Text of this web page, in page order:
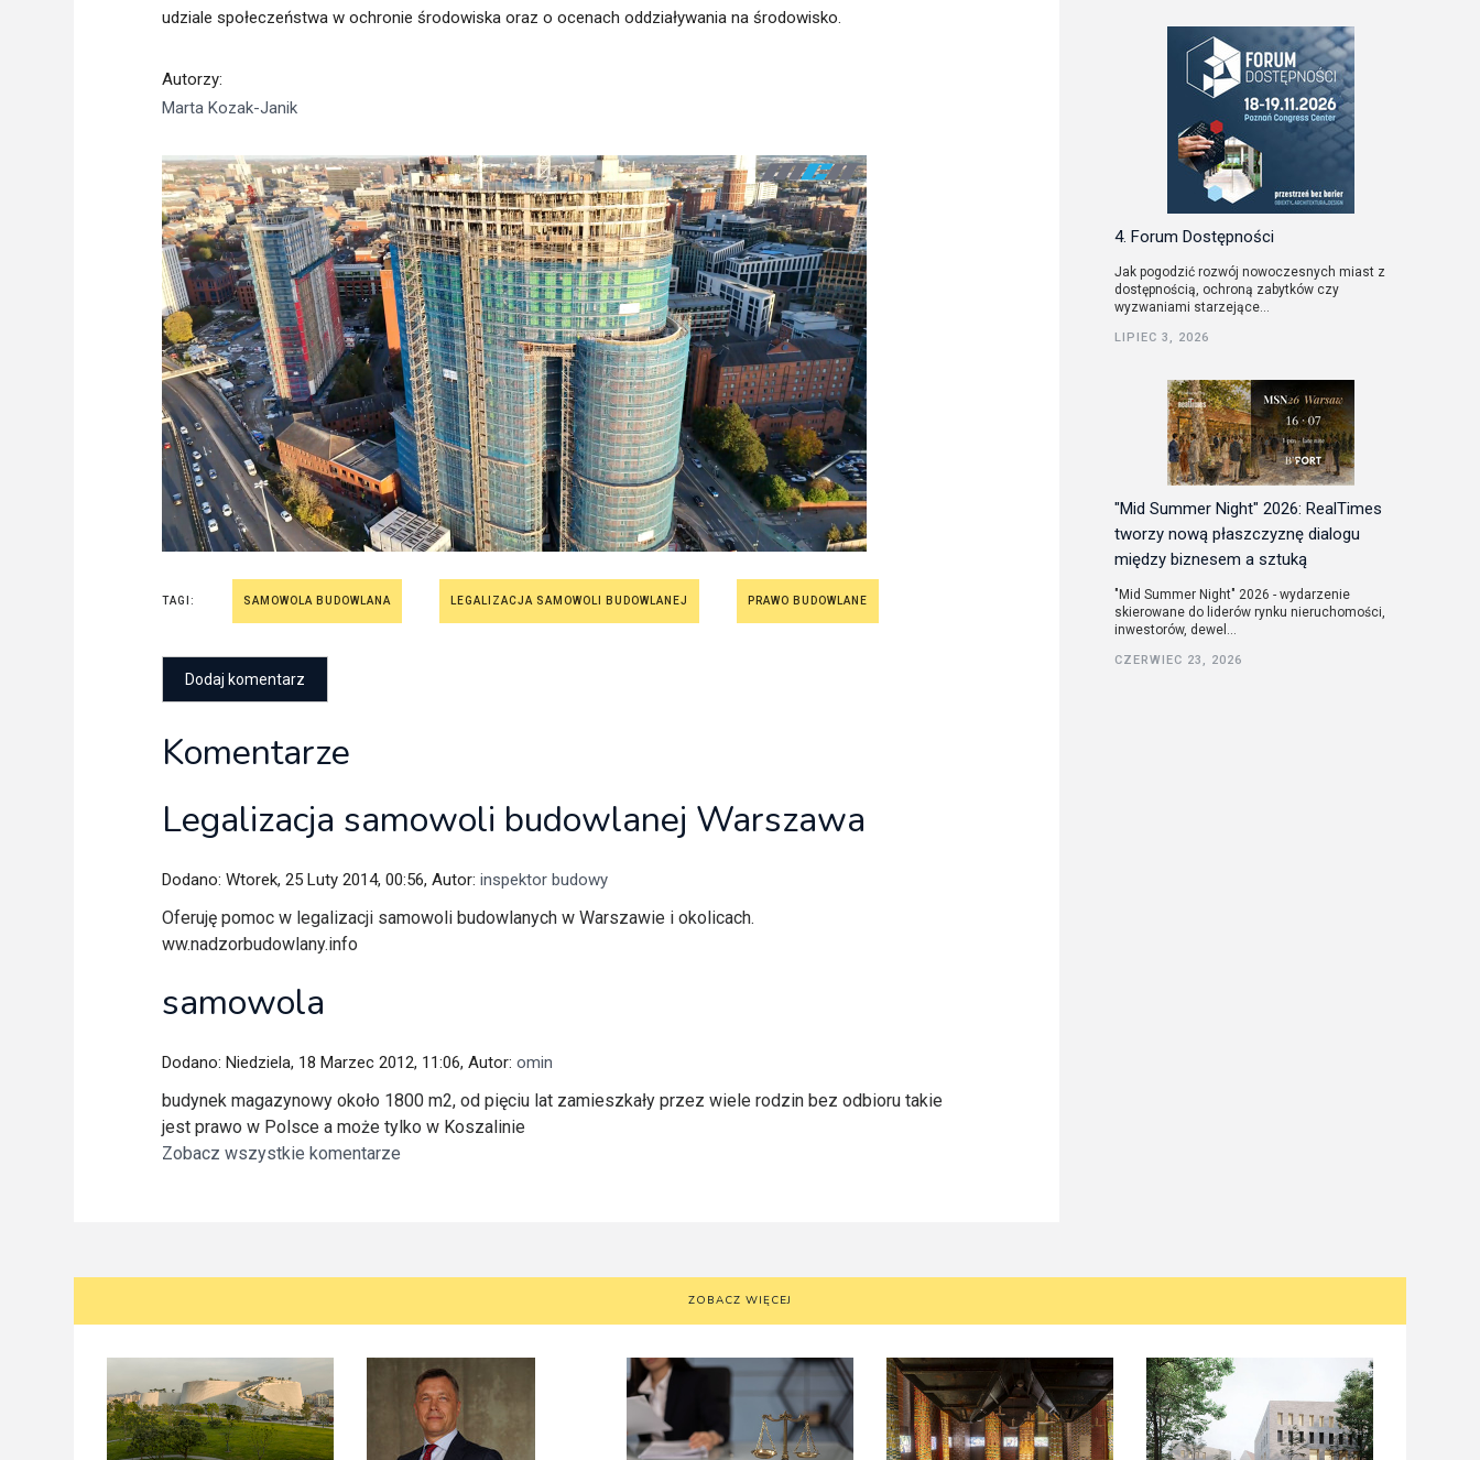
udziale społeczeństwa w ochronie środowiska oraz o ocenach oddziaływania na środowisko.
Autorzy:
Marta Kozak-Janik
TAGI: SAMOWOLA BUDOWLANA LEGALIZACJA SAMOWOLI BUDOWLANEJ PRAWO BUDOWLANE
Komentarze
Legalizacja samowoli budowlanej Warszawa
Dodano: Wtorek, 25 Luty 2014, 00:56, Autor: inspektor budowy
Oferuję pomoc w legalizacji samowoli budowlanych w Warszawie i okolicach.
ww.nadzorbudowlany.info
samowola
Dodano: Niedziela, 18 Marzec 2012, 11:06, Autor: omin
budynek magazynowy około 1800 m2, od pięciu lat zamieszkały przez wiele rodzin bez odbioru takie
jest prawo w Polsce a może tylko w Koszalinie
Zobacz wszystkie komentarze
4. Forum Dostępności
Jak pogodzić rozwój nowoczesnych miast z
dostępnością, ochroną zabytków czy
wyzwaniami starzejące...
LIPIEC 3, 2026
"Mid Summer Night" 2026: RealTimes
tworzy nową płaszczyznę dialogu
między biznesem a sztuką
"Mid Summer Night" 2026 - wydarzenie
skierowane do liderów rynku nieruchomości,
inwestorów, dewel...
CZERWIEC 23, 2026
ZOBACZ WIĘCEJ